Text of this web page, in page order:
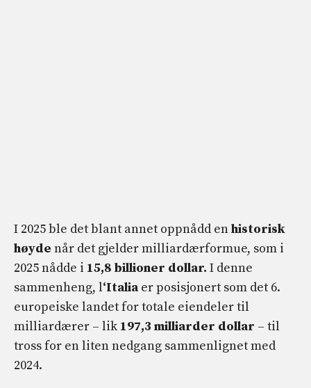
I 2025 ble det blant annet oppnådd enhistorisk
høyde når det gjelder milliardærformue, som i
2025 nådde i 15,8 billioner dollar. I denne
sammenheng, l‘Italia er posisjonert som det 6.
europeiske landet for totale eiendeler til
milliardærer – lik 197,3 milliarder dollar – til
tross for en liten nedgang sammenlignet med
2024.